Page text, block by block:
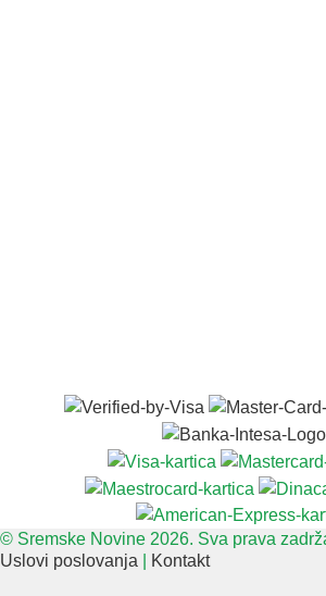
© Sremske Novine 2026. Sva prava
Uslovi poslovanja
Kontakt